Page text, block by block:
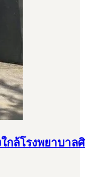
กล้โรงพยาบาล